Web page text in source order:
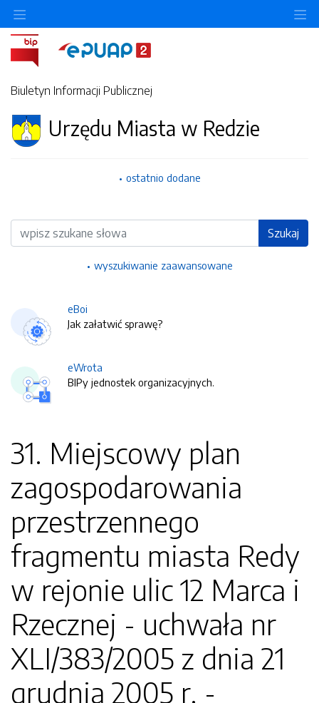
Biuletyn Informacji Publicznej
Urzędu Miasta w Redzie
ostatnio dodane
Wyszukiwarka Szukaj
wyszukiwanie zaawansowane
eBoi
Jak załatwić sprawę?
eWrota
BIPy jednostek organizacyjnych.
31. Miejscowy plan
zagospodarowania
przestrzennego
fragmentu miasta Redy
w rejonie ulic 12 Marca i
Rzecznej - uchwała nr
XLI/383/2005 z dnia 21
grudnia 2005 r. -